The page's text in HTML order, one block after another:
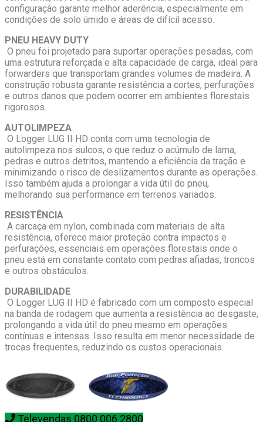
configuração garante melhor aderência, especialmente em
condições de solo úmido e áreas de difícil acesso.
PNEU HEAVY DUTY
O pneu foi projetado para suportar operações pesadas, com
uma estrutura reforçada e alta capacidade de carga, ideal para
forwarders que transportam grandes volumes de madeira. A
construção robusta garante resistência a cortes, perfurações
e outros danos que podem ocorrer em ambientes florestais
rigorosos.
AUTOLIMPEZA
O Logger LUG II HD conta com uma tecnologia de
autolimpeza nos sulcos, o que reduz o acúmulo de lama,
pedras e outros detritos, mantendo a eficiência da tração e
minimizando o risco de deslizamentos durante as operações.
Isso também ajuda a prolongar a vida útil do pneu,
melhorando sua performance em terrenos variados.
RESISTÊNCIA
A carcaça em nylon, combinada com materiais de alta
resistência, oferece maior proteção contra impactos e
perfurações, essenciais em operações florestais onde o
pneu está em constante contato com pedras afiadas, troncos
e outros obstáculos.
DURABILIDADE
O Logger LUG II HD é fabricado com um composto especial
na banda de rodagem que aumenta a resistência ao desgaste,
prolongando a vida útil do pneu mesmo em operações
contínuas e intensas. Isso resulta em menor necessidade de
trocas frequentes, reduzindo os custos operacionais.
Televendas 0800 006 2800